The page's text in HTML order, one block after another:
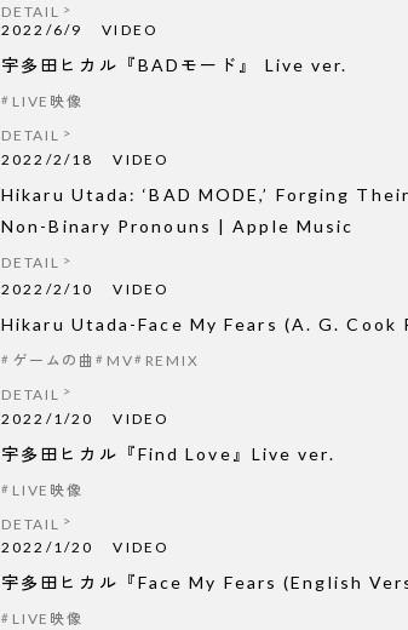
DETAIL
2022/6/9
VIDEO
宇多田ヒカル『BADモード』 Live ver.
LIVE映像
DETAIL
2022/2/18
VIDEO
Hikaru Utada: ‘BAD MODE,’ Forging
Non-Binary Pronouns | Apple Music
DETAIL
2022/2/10
VIDEO
Hikaru Utada-Face My Fears (A. G. Cook
ゲームの曲 MV
REMIX
DETAIL
2022/1/20
VIDEO
宇多田ヒカル『Find Love』Live ver.
LIVE映像
DETAIL
2022/1/20
VIDEO
宇多田ヒカル『Face My Fears (English
LIVE映像